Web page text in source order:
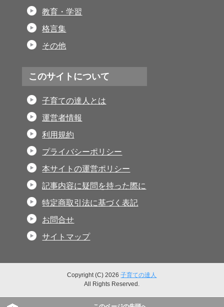
教育・学習
格言集
その他
このサイトについて
子育ての達人とは
運営者情報
利用規約
プライバシーポリシー
本サイトの運営ポリシー
記事内容に疑問を持った際に
特定商取引法に基づく表記
お問合せ
サイトマップ
Copyright (C) 2026子育ての達人
All Rights Reserved.